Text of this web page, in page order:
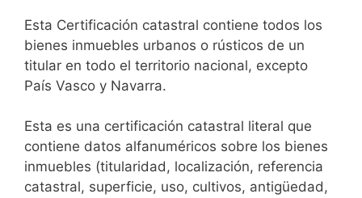
Esta Certificación catastral contiene todos los
bienes inmuebles urbanos o rústicos de un
titular en todo el territorio nacional, excepto
País Vasco y Navarra.
Esta es una certificación catastral literal que
contiene datos alfanuméricos sobre los bienes
inmuebles (titularidad, localización, referencia
catastral, superficie, uso, cultivos, antigüedad,